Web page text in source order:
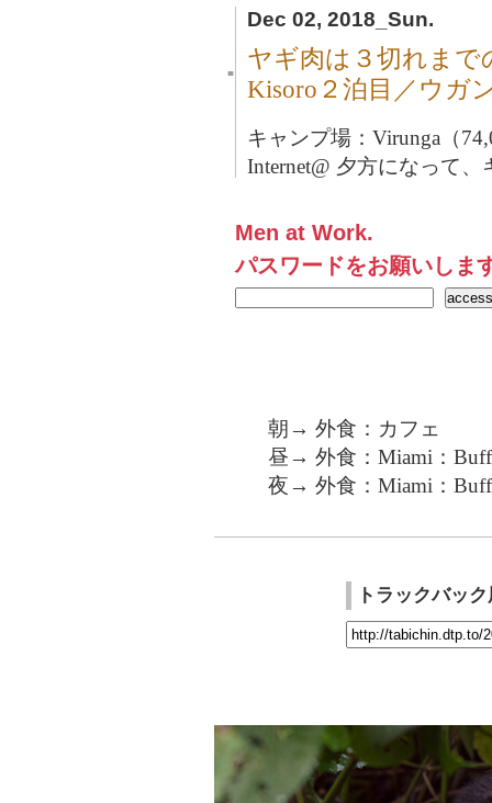
Dec 02, 2018_Sun.
■
ヤギ肉は３切れまで
Kisoro２泊目／ウガ
キャンプ場：Virunga（
Internet@ 夕方になって
Men at Work.
パスワードをお願いしま
朝→ 外食：カフェ
昼→ 外食：Miami：
夜→ 外食：Miami：
トラックバッ